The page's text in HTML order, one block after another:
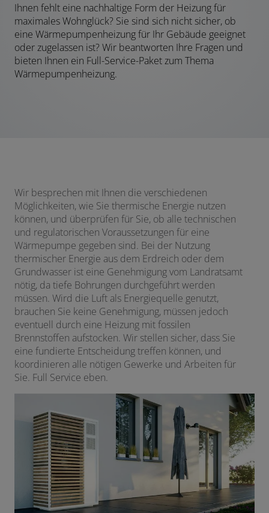
Ihnen fehlt eine nachhaltige Form der Heizung für
maximales Wohnglück? Sie sind sich nicht sicher, ob
eine Wärmepumpenheizung für Ihr Gebäude geeignet
oder zugelassen ist? Wir beantworten Ihre Fragen und
bieten Ihnen ein Full-Service-Paket zum Thema
Wärmepumpenheizung.
Wir besprechen mit Ihnen die verschiedenen
Möglichkeiten, wie Sie thermische Energie nutzen
können, und überprüfen für Sie, ob alle technischen
und regulatorischen Voraussetzungen für eine
Wärmepumpe gegeben sind. Bei der Nutzung
thermischer Energie aus dem Erdreich oder dem
Grundwasser ist eine Genehmigung vom Landratsamt
nötig, da tiefe Bohrungen durchgeführt werden
müssen. Wird die Luft als Energiequelle genutzt,
brauchen Sie keine Genehmigung, müssen jedoch
eventuell durch eine Heizung mit fossilen
Brennstoffen aufstocken. Wir stellen sicher, dass Sie
eine fundierte Entscheidung treffen können, und
koordinieren alle nötigen Gewerke und Arbeiten für
Sie. Full Service eben.